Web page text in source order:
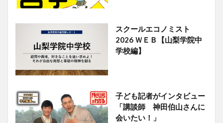
スクールエコノミスト
2026 ＷＥＢ【山梨学院中
学校編】
子ども記者がインタビュー
「講談師 神田伯山さんに
会いたい！」